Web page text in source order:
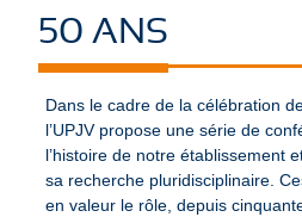
50 ANS
Dans le cadre de la célébration
l’UPJV propose une série de
l’histoire de notre établissement
sa recherche pluridisciplinaire.
en valeur le rôle, depuis